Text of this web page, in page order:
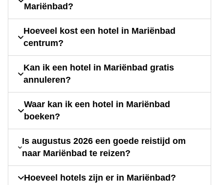
Mariënbad?
Hoeveel kost een hotel in Mariënbad
centrum?
Kan ik een hotel in Mariënbad gratis
annuleren?
Waar kan ik een hotel in Mariënbad
boeken?
Is augustus 2026 een goede reistijd om
naar Mariënbad te reizen?
Hoeveel hotels zijn er in Mariënbad?